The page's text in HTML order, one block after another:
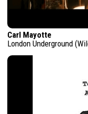
Carl Mayotte
London Underground